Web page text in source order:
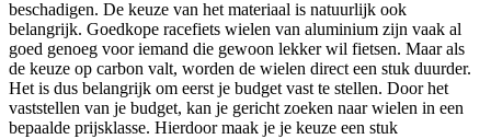
beschadigen. De keuze van het materiaal is natuurlijk ook
belangrijk. Goedkope racefiets wielen van aluminium zijn vaak al
goed genoeg voor iemand die gewoon lekker wil fietsen. Maar als
de keuze op carbon valt, worden de wielen direct een stuk duurder.
Het is dus belangrijk om eerst je budget vast te stellen. Door het
vaststellen van je budget, kan je gericht zoeken naar wielen in een
bepaalde prijsklasse. Hierdoor maak je je keuze een stuk